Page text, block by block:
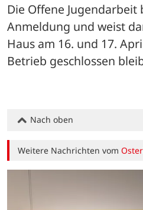
Die Offene
Anmeldung und weist
Haus am 16. und 17.
Betrieb geschlossen
Nach oben
Weitere Nachrichten vom